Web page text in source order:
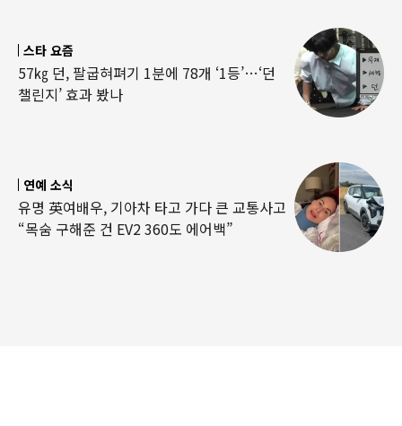
스타 요즘
57㎏ 던, 팔굽혀펴기 1분에 78개 ‘1등’…‘던
챌린지’ 효과 봤나
연예 소식
유명 英여배우, 기아차 타고 가다 큰 교통사고
“목숨 구해준 건 EV2 360도 에어백”